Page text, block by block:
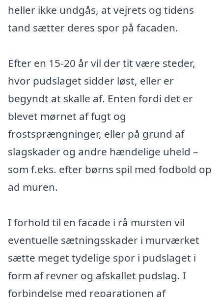
heller ikke undgås, at vejrets og tidens
tand sætter deres spor på facaden.
Efter en 15-20 år vil der tit være steder,
hvor pudslaget sidder løst, eller er
begyndt at skalle af. Enten fordi det er
blevet mørnet af fugt og
frostsprængninger, eller på grund af
slagskader og andre hændelige uheld –
som f.eks. efter børns spil med fodbold op
ad muren.
I forhold til en facade i rå mursten vil
eventuelle sætningsskader i murværket
sætte meget tydelige spor i pudslaget i
form af revner og afskallet pudslag. I
forbindelse med reparationen af